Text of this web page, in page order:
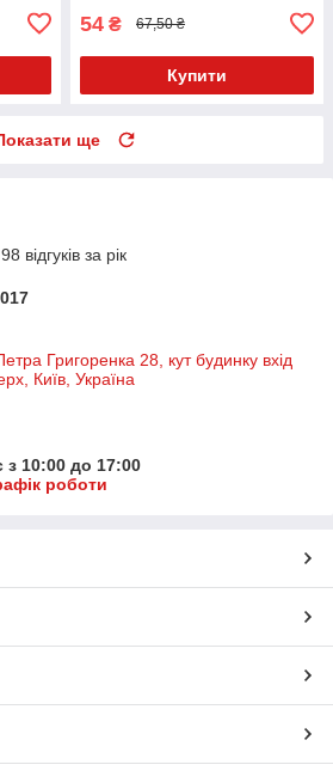
54 ₴ 67,50 ₴
Купити
ще
відгуків за рік
Григоренка 28, кут будинку вхід
Київ, Україна
з 10:00 до 17:00
роботи